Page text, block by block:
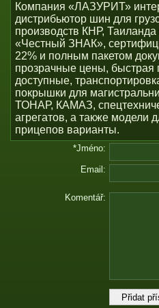
Компания «ЛАЗУРИТ»
дистрибьютор шин для
производств КНР,
«Честный ЗНАК»,
22% и полным пакетом
прозрачные цены, быстрая
доступные,
покрышки для
ТОНАР, КАМАЗ,
агрегатов, а также модели
прицепов варианты.
*Jméno:
Email:
Komentář: